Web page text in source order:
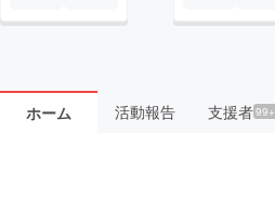
ホーム 活動報告 支援者99+